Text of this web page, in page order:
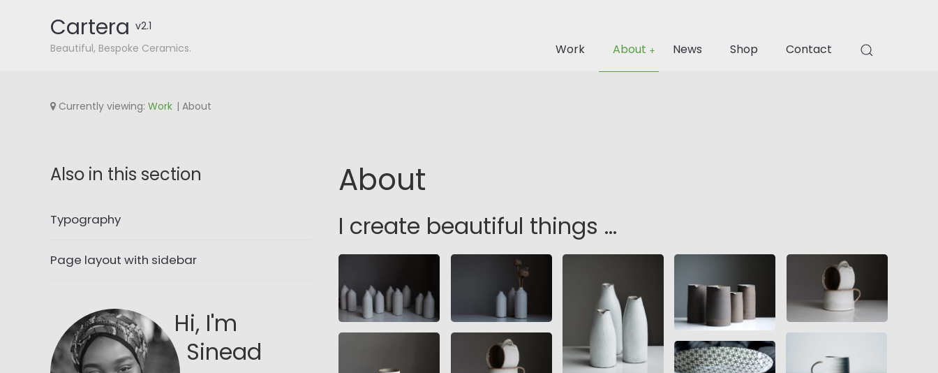
Cartera v2.1
Beautiful, Bespoke Ceramics.
Work About News Shop Contact Menu
Currently viewing: Work About
About
I create beautiful things ...
Also in this section
Typography
Page layout with sidebar
Hi, I'm
Sinead